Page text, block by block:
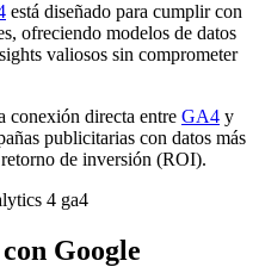
está diseñado para cumplir con
ofreciendo modelos de datos
valiosos sin comprometer
conexión directa entre GA4 y
publicitarias con datos más
de inversión (ROI).
Google